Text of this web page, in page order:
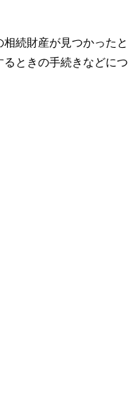
続財産が見つかったと
るときの手続きなどにつ